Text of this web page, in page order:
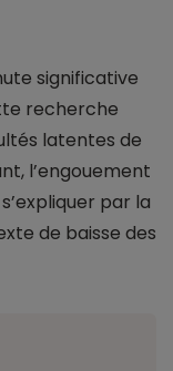
significative
recherche
latentes de
l’engouement
par la
de baisse des